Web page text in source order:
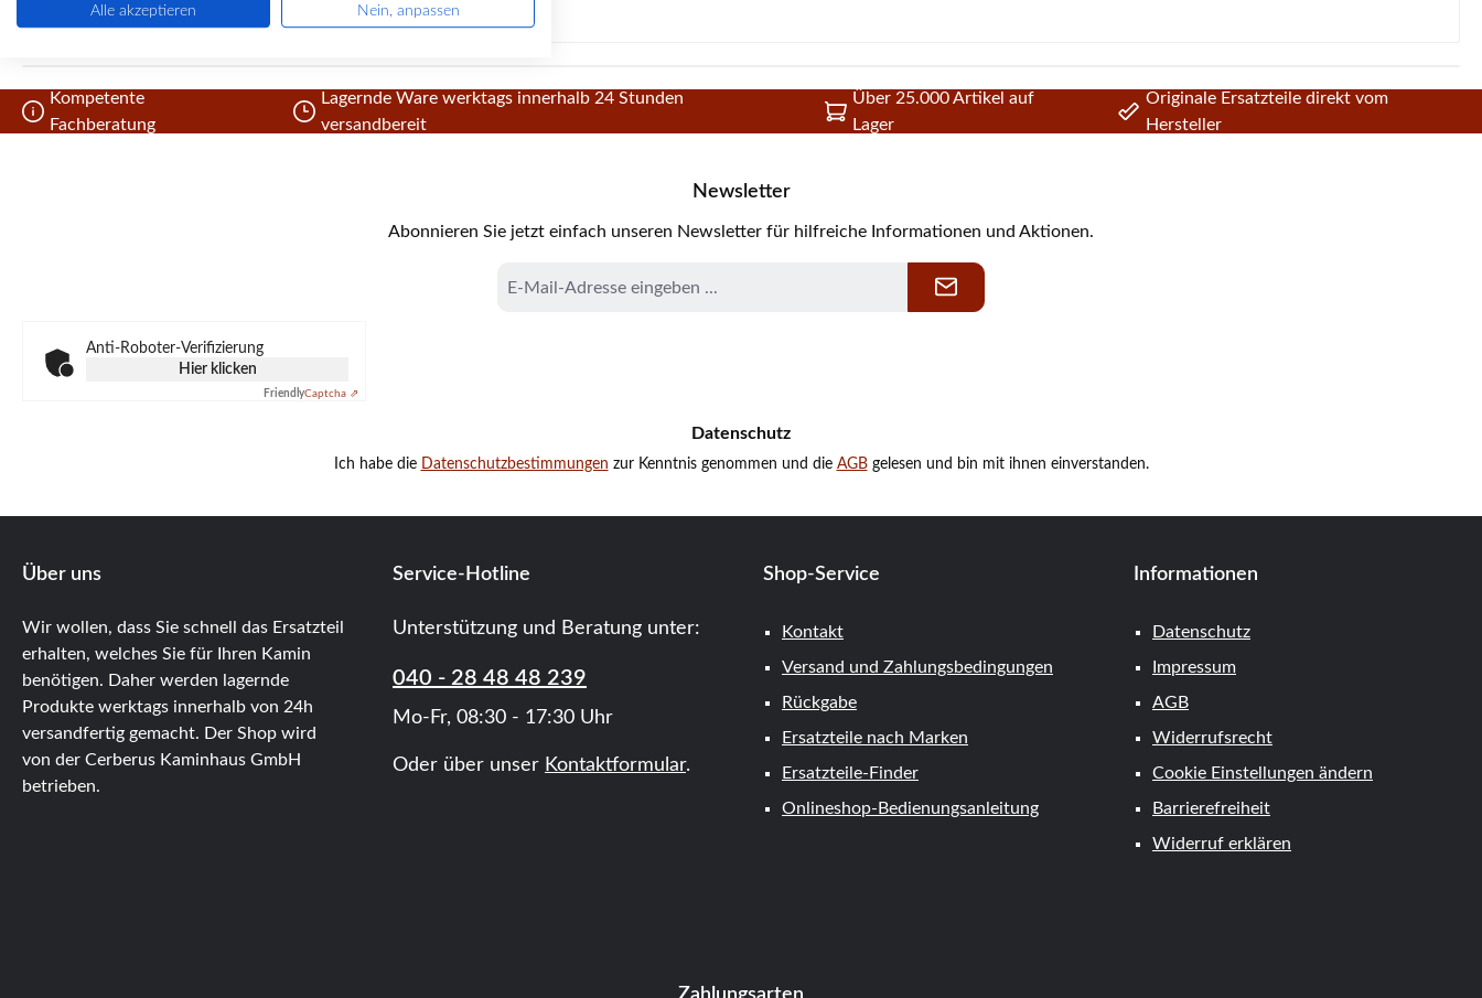
Kompetente
Fachberatung
Lagernde Ware werktags innerhalb 24 Stunden
versandbereit
Über 25.000 Artikel auf
Lager
Originale Ersatzteile direkt vom
Hersteller
Newsletter
Abonnieren Sie jetzt einfach unseren Newsletter für hilfreiche Informationen und Aktionen.
Mail-
Anti-Roboter-Verifizierung
Hier klicken
FriendlyCaptcha ⇗
Datenschutz
Ich habe die Datenschutzbestimmungen zur Kenntnis genommen und die AGBgelesen und bin mit ihnen einverstanden.
Über uns
Wir wollen, dass Sie schnell das Ersatzteil
erhalten, welches Sie für Ihren Kamin
benötigen. Daher werden lagernde
Produkte werktags innerhalb von 24h
versandfertig gemacht. Der Shop wird
von der Cerberus Kaminhaus GmbH
betrieben.
Service-Hotline
Unterstützung und Beratung unter:
040 - 28 48 48 239
Mo-Fr, 08:30 - 17:30 Uhr
Oder über unser Kontaktformular.
Shop-Service
Kontakt
Versand und Zahlungsbedingungen
Rückgabe
Ersatzteile nach Marken
Ersatzteile-Finder
Onlineshop-Bedienungsanleitung
Informationen
Datenschutz
Impressum
AGB
Widerrufsrecht
Cookie Einstellungen ändern
Barrierefreiheit
Widerruf erklären
Alle akzeptieren Nein, anpassen